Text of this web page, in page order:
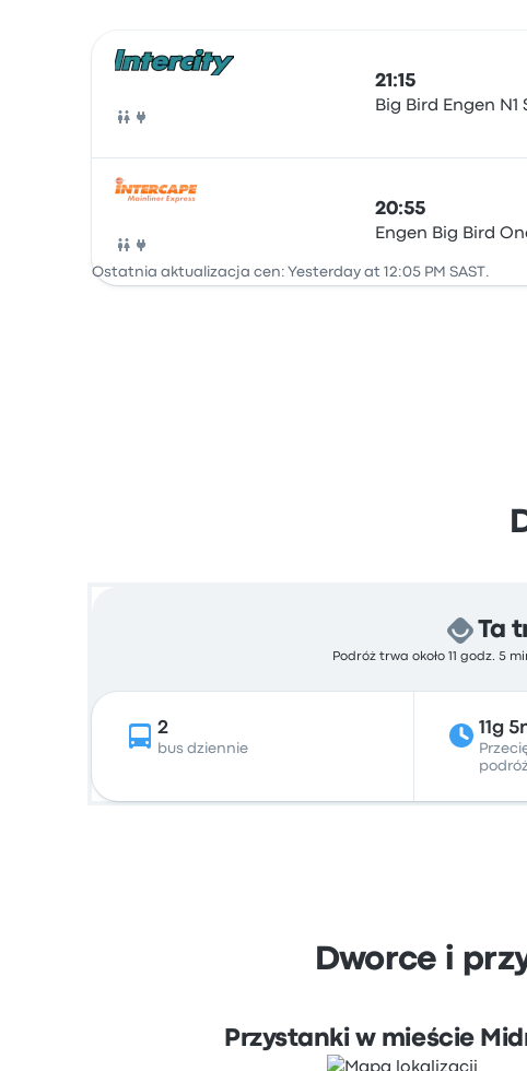
Autobus
21:15
Big Bird Engen N1
Autobus
20:55
Engen Big Bird
Ostatnia aktualizacja cen: Yesterday at 12:05 PM SAST.
Ta
Podróż trwa około 11 godz. 5
2
bus dziennie
11g
Dworce i
Przystanki w mieście